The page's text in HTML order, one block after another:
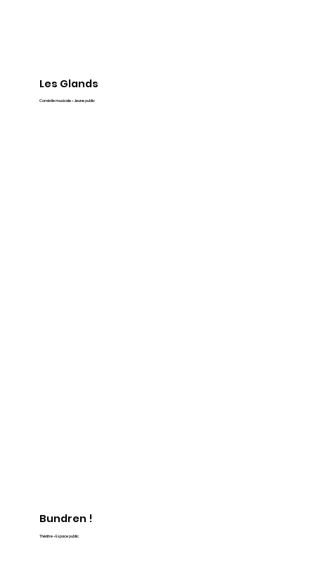
Les Glands
Comédie musicale • Jeune public
Bundren !
Théâtre • Espace public